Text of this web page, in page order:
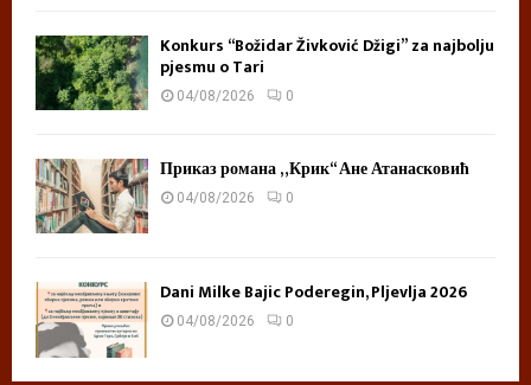
Konkurs “Božidar Živković Džigi” za najbolju
pjesmu o Tari
04/08/2026 0
Приказ романа „Крик“ Ане Атанасковић
04/08/2026 0
Dani Milke Bajic Poderegin, Pljevlja 2026
04/08/2026 0